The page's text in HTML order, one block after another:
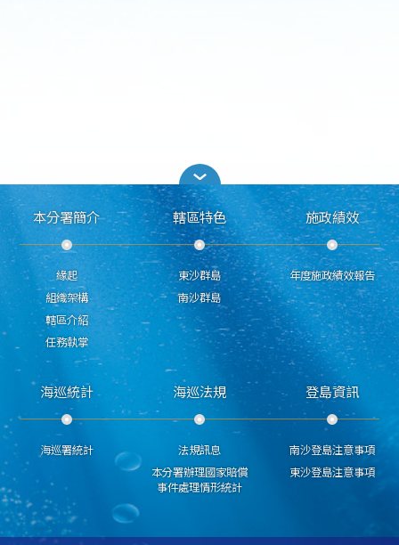
本分署簡介
緣起
組織架構
轄區介紹
任務執掌
轄區特色
東沙群島
南沙群島
施政績效
年度施政績效報告
海巡統計
海巡署統計
海巡法規
法規訊息
本分署辦理國家賠償
事件處理情形統計
登島資訊
南沙登島注意事項
東沙登島注意事項